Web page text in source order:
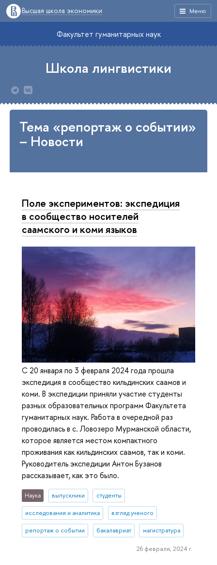
Меню
Высшая школа экономики
Факультет гуманитарных наук
Школа лингвистики
Тема «репортаж о событии»
– Новости
Поле экспериментов: экспедиция
в сообщество носителей
саамского и коми языков
С 20 января по 3 февраля 2024 года прошла
экспедиция в сообщество кильдинских саамов и
коми. В экспедиции приняли участие студенты
разных образовательных программ Факультета
гуманитарных наук. Работа в очередной раз
проводилась в с. Ловозеро Мурманской области,
которое является местом компактного
проживания как кильдинских саамов, так и коми.
Руководитель экспедиции Антон Бузанов
рассказывает, как это было.
Наука выпускники студенты
исследования и аналитика взгляд ученого
репортаж о событии бакалавриат магистратура
26 февраля, 2024 г.